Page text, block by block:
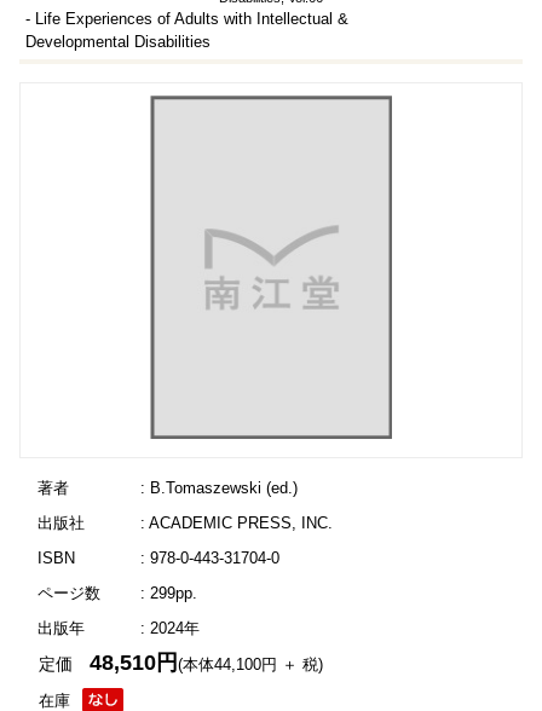
- Life Experiences of Adults with Intellectual &
Developmental Disabilities
著者
: B.Tomaszewski (ed.)
出版社
: ACADEMIC PRESS, INC.
ISBN
: 978-0-443-31704-0
ページ数
: 299pp.
出版年
: 2024年
在庫
定価48,510円(本体44,100円 ＋ 税)